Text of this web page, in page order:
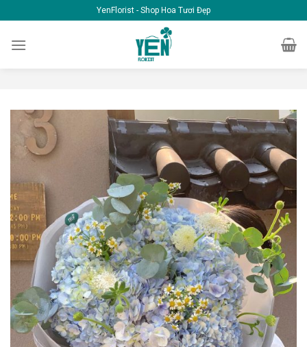
to
content
YenFlorist - Shop Hoa Tươi Đẹp